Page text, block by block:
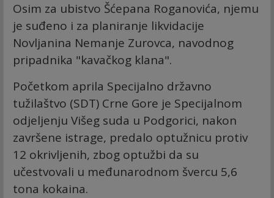
Osim za ubistvo Šćepana Roganovića, njemu
je suđeno i za planiranje likvidacije
Novljanina Nemanje Zurovca, navodnog
pripadnika "kavačkog klana".
Početkom aprila Specijalno državno
tužilaštvo (SDT) Crne Gore je Specijalnom
odjeljenju Višeg suda u Podgorici, nakon
završene istrage, predalo optužnicu protiv
12 okrivljenih, zbog optužbi da su
učestvovali u međunarodnom švercu 5,6
tona kokaina.